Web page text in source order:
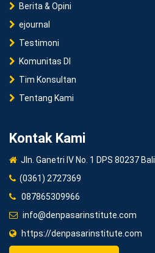
Berita & Opini
ejournal
Testimoni
Komunitas DI
Tim Konsultan
Tentang Kami
Kontak Kami
Jln. Ganetri IV No. 1 DPS 80237 Bali
(0361) 2727369
087865309966
info@denpasarinstitute.com
https://denpasarinstitute.com